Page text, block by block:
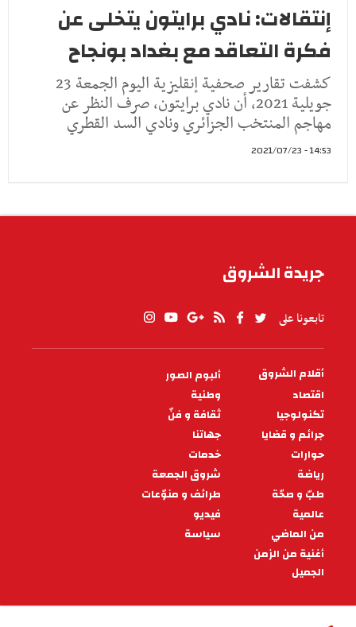
إنتقالات: نادي برايتون يتخلى عن
فكرة التعاقد مع بغداد بونجاح
كشفت تقارير صحفية إنقليزية اليوم الجمعة 23
جويلية 2021، أن نادي برايتون، صرف النظر عن
مهاجم المنتخب الجزائري ونادي السد القطري
14:53 - 2021/07/23
جريدة الشروق
تابعونا على
PIED
DE
PAGE
أقلام الشروق
ألبوم الصور
اقتصاد
وطنية
تكنولوجيا
ثقافة و فنّ
جرائم و قضايا
جهاتنا
حوارات
خدمات
رياضة
شروق الجمعة
طبّ و صحّة
طرائف و منوّعات
عالمية
فيديو
من الماضي
سياسة
أغنية من الزمن
الجميل